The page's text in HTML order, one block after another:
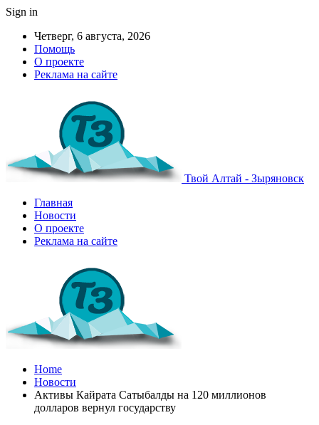
Sign in
Четверг, 6 августа, 2026
Помощь
О проекте
Реклама на сайте
Твой Алтай - Зыряновск
Главная
Новости
О проекте
Реклама на сайте
Home
Новости
Активы Кайрата Сатыбалды на 120 миллионов
долларов вернул государству